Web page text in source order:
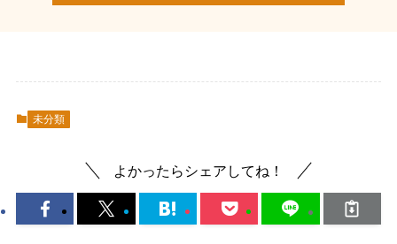
未分類
よかったらシェアしてね！